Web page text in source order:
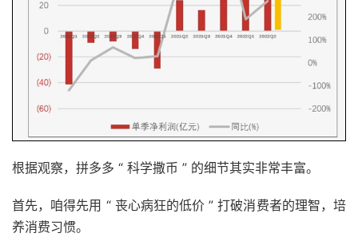
根据观察，拼多多 “ 科学撒币 ” 的细节其实非常丰富。
首先，咱得先用 “ 丧心病狂的低价 ” 打破消费者的理智，培
养消费习惯。